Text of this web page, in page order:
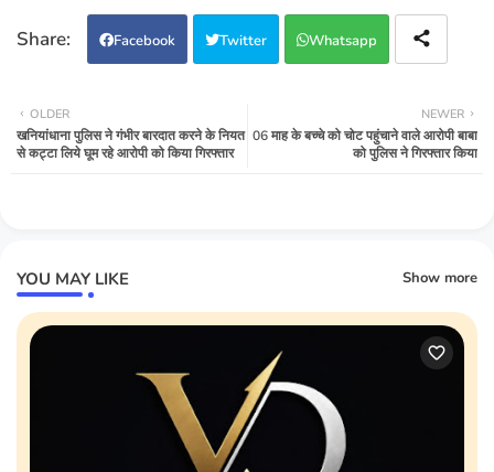
Facebook Twitter Whatsapp
NEWER
06 माह के बच्चे को चोट पहुंचाने वाले आरोपी बाबा
को पुलिस ने गिरफ्तार किया
OLDER
खनियांधाना पुलिस ने गंभीर बारदात करने के नियत
से कट्टा लिये घूम रहे आरोपी को किया गिरफ्तार
YOU MAY LIKE Show more